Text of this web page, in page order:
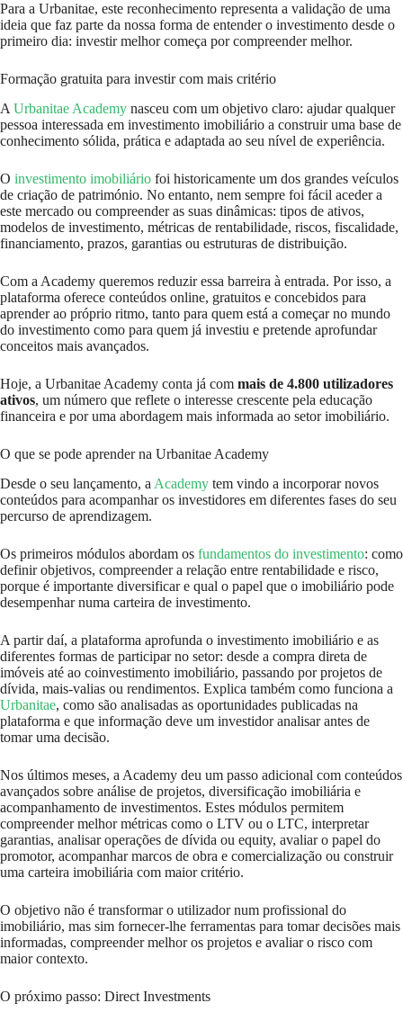
Para a Urbanitae, este reconhecimento representa a validação de uma
ideia que faz parte da nossa forma de entender o investimento desde o
primeiro dia: investir melhor começa por compreender melhor.
Formação gratuita para investir com mais critério
A Urbanitae Academy nasceu com um objetivo claro: ajudar qualquer
pessoa interessada em investimento imobiliário a construir uma base de
conhecimento sólida, prática e adaptada ao seu nível de experiência.
O investimento imobiliário foi historicamente um dos grandes veículos
de criação de património. No entanto, nem sempre foi fácil aceder a
este mercado ou compreender as suas dinâmicas: tipos de ativos,
modelos de investimento, métricas de rentabilidade, riscos, fiscalidade,
financiamento, prazos, garantias ou estruturas de distribuição.
Com a Academy queremos reduzir essa barreira à entrada. Por isso, a
plataforma oferece conteúdos online, gratuitos e concebidos para
aprender ao próprio ritmo, tanto para quem está a começar no mundo
do investimento como para quem já investiu e pretende aprofundar
conceitos mais avançados.
Hoje, a Urbanitae Academy conta já com mais de 4.800 utilizadores
ativos, um número que reflete o interesse crescente pela educação
financeira e por uma abordagem mais informada ao setor imobiliário.
O que se pode aprender na Urbanitae Academy
Desde o seu lançamento, a Academy tem vindo a incorporar novos
conteúdos para acompanhar os investidores em diferentes fases do seu
percurso de aprendizagem.
Os primeiros módulos abordam os fundamentos do investimento: como
definir objetivos, compreender a relação entre rentabilidade e risco,
porque é importante diversificar e qual o papel que o imobiliário pode
desempenhar numa carteira de investimento.
A partir daí, a plataforma aprofunda o investimento imobiliário e as
diferentes formas de participar no setor: desde a compra direta de
imóveis até ao coinvestimento imobiliário, passando por projetos de
dívida, mais-valias ou rendimentos. Explica também como funciona a
Urbanitae, como são analisadas as oportunidades publicadas na
plataforma e que informação deve um investidor analisar antes de
tomar uma decisão.
Nos últimos meses, a Academy deu um passo adicional com conteúdos
avançados sobre análise de projetos, diversificação imobiliária e
acompanhamento de investimentos. Estes módulos permitem
compreender melhor métricas como o LTV ou o LTC, interpretar
garantias, analisar operações de dívida ou equity, avaliar o papel do
promotor, acompanhar marcos de obra e comercialização ou construir
uma carteira imobiliária com maior critério.
O objetivo não é transformar o utilizador num profissional do
imobiliário, mas sim fornecer-lhe ferramentas para tomar decisões mais
informadas, compreender melhor os projetos e avaliar o risco com
maior contexto.
O próximo passo: Direct Investments